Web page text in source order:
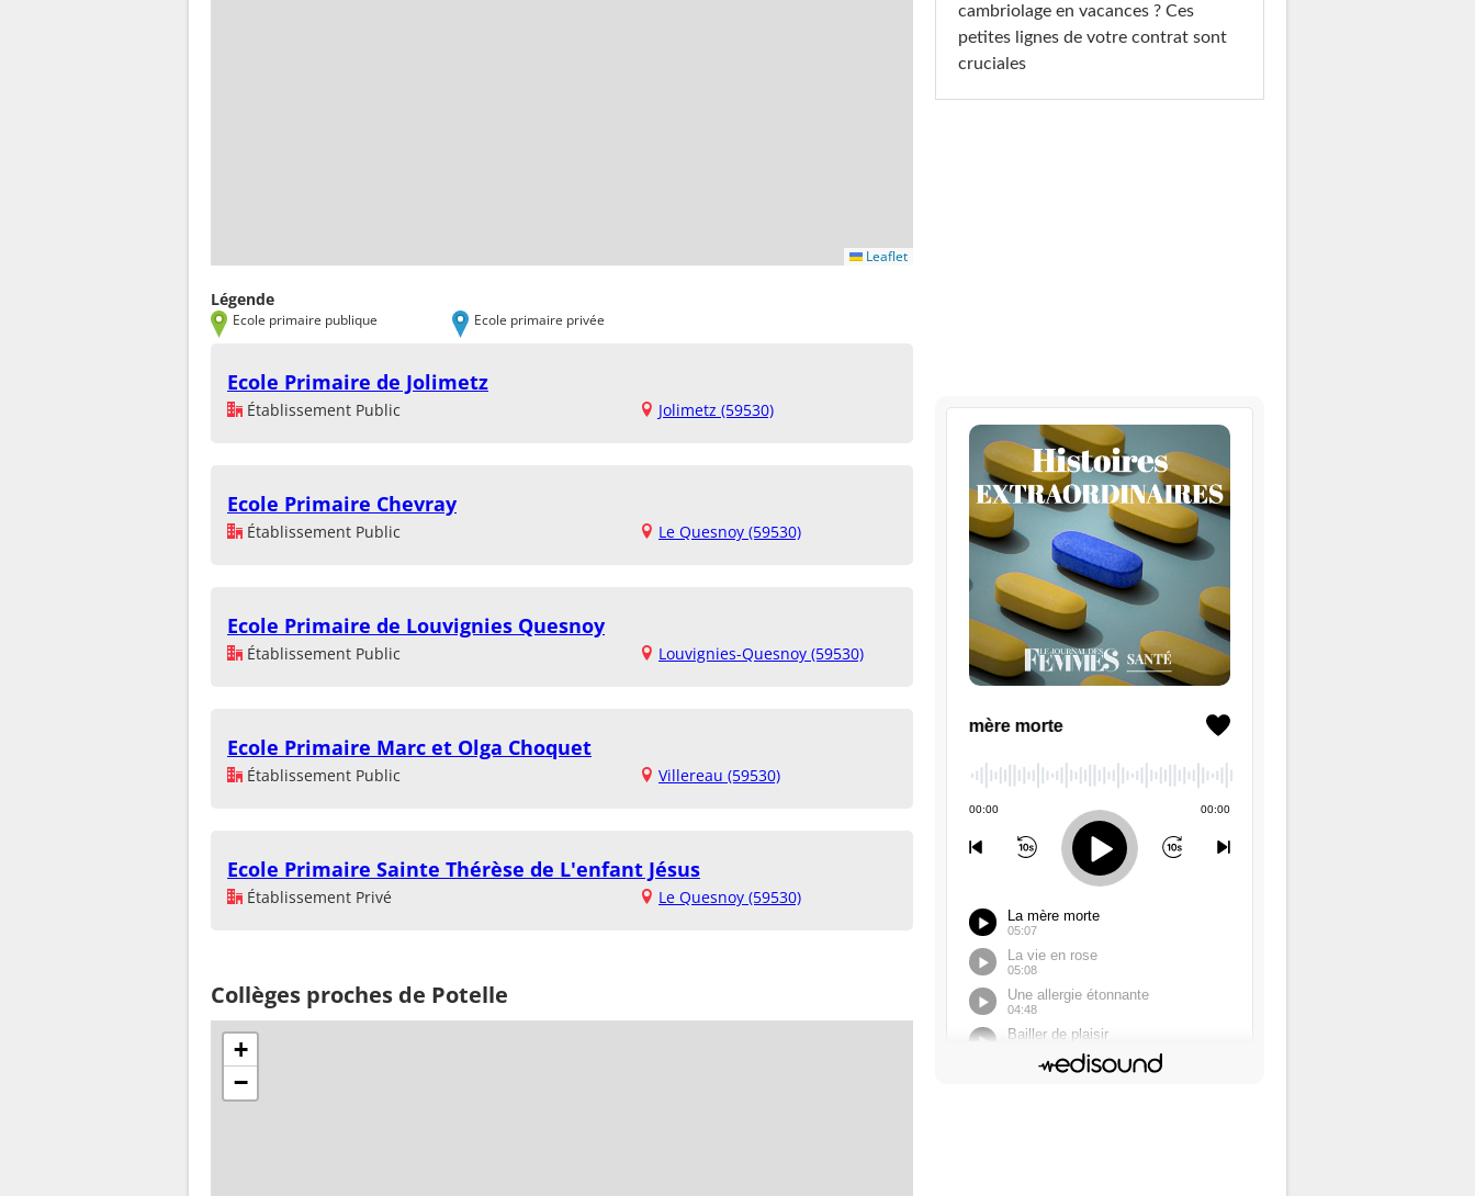
Leaflet
Légende
Ecole primaire publique Ecole primaire privée
Ecole Primaire de Jolimetz
Établissement Public Jolimetz (59530)
Ecole Primaire Chevray
Établissement Public Le Quesnoy (59530)
Ecole Primaire de Louvignies Quesnoy
Établissement Public Louvignies-Quesnoy (59530)
Ecole Primaire Marc et Olga Choquet
Établissement Public Villereau (59530)
Ecole Primaire Sainte Thérèse de L'enfant Jésus
Établissement Privé Le Quesnoy (59530)
Collèges proches de Potelle
+
−
cambriolage en vacances ? Ces
petites lignes de votre contrat sont
cruciales